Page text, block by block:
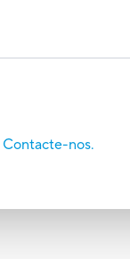
Contacte-nos.